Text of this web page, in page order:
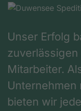
Unser Erfolg
Mitarbeiter.
Unternehmen
bieten wir